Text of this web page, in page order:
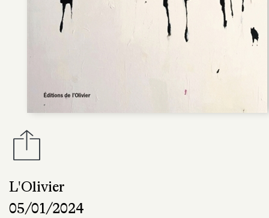
L'Olivier
05/01/2024